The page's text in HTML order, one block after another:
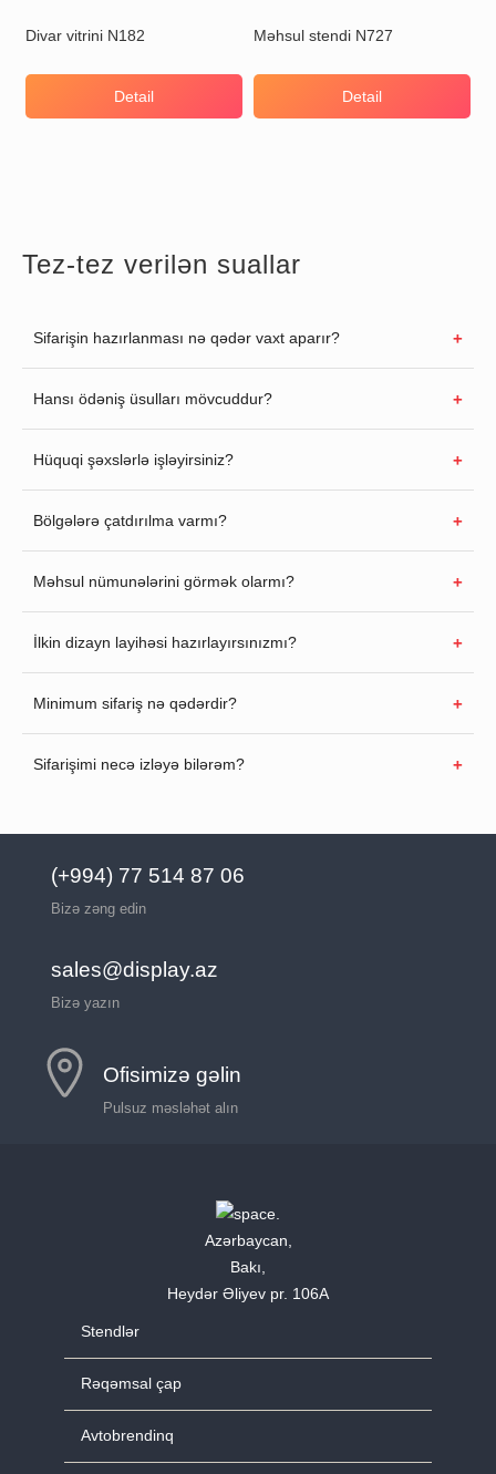
Divar vitrini N182
Detail
Məhsul stendi N727
Detail
Tez-tez verilən suallar
Sifarişin hazırlanması nə qədər vaxt aparır?
Hansı ödəniş üsulları mövcuddur?
Hüquqi şəxslərlə işləyirsiniz?
Bölgələrə çatdırılma varmı?
Məhsul nümunələrini görmək olarmı?
İlkin dizayn layihəsi hazırlayırsınızmı?
Minimum sifariş nə qədərdir?
Sifarişimi necə izləyə bilərəm?
(+994) 77 514 87 06
Bizə zəng edin
sales@display.az
Bizə yazın
Ofisimizə gəlin
Pulsuz məsləhət alın
Azərbaycan,
Bakı,
Heydər Əliyev pr. 106A
Stendlər
Rəqəmsal çap
Avtobrendinq